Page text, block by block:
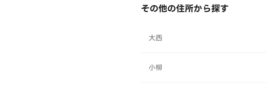
その他の住所から探す
大西
小柳